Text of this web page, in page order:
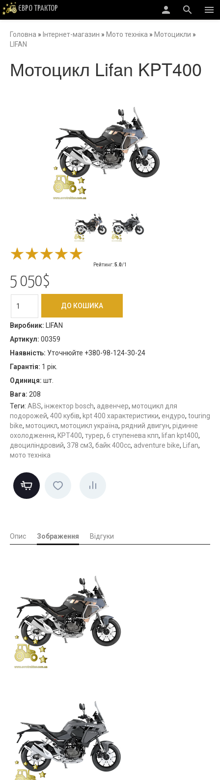
menu
search
person
ЄВРО ТРАКТОР
Головна » Інтернет-магазин » Мото техніка » Мотоцикли »
LIFAN
Мотоцикл Lifan KPT400
Рейтинг:5.0/1
5 050$
Виробник:
LIFAN
Артикул: 00359
Наявність: Уточнюйте +380-98-124-30-24
Гарантія: 1 рік.
Одиниця: шт.
Вага: 208
Теги: ABS, інжектор bosch, адвенчер, мотоцикл для
подорожей, 400 кубів, kpt 400 характеристики, ендуро, touring
bike, мотоцикл, мотоцикл україна, рядний двигун, рідинне
охолодження, KPT400, турер, 6 ступенева кпп, lifan kpt400,
двоциліндровий, 378 см3, байк 400cc, adventure bike, Lifan,
мото техніка
Опис Зображення Відгуки